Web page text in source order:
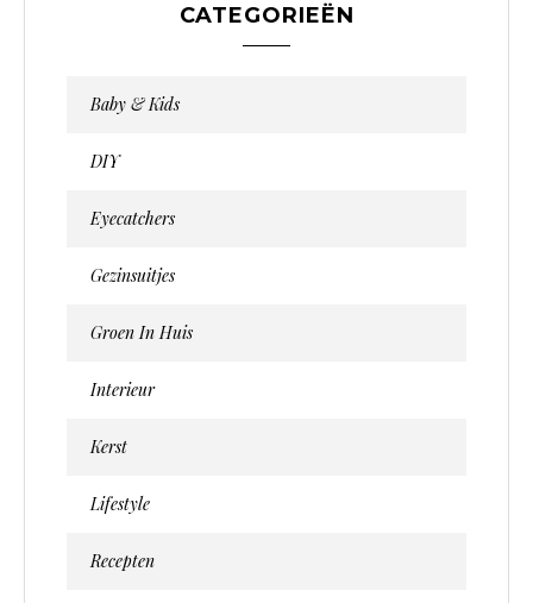
CATEGORIEËN
Baby & Kids
DIY
Eyecatchers
Gezinsuitjes
Groen In Huis
Interieur
Kerst
Lifestyle
Recepten